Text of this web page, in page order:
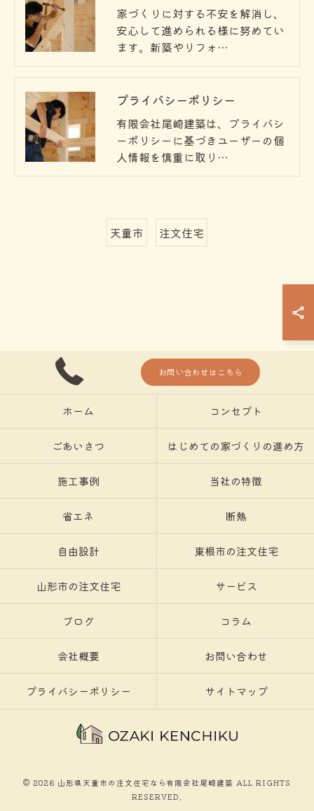
家づくりに対する不安を解消し、
安心して進められる様に努めてい
ます。新築やリフォ…
プライバシーポリシー
有限会社尾崎建築は、プライバシ
ーポリシーに基づきユーザーの個
人情報を慎重に取り…
天童市 注文住宅
お問い合わせはこちら
ホーム コンセプト
ごあいさつ はじめての家づくりの進め方
施工事例 当社の特徴
省エネ 断熱
自由設計 東根市の注文住宅
山形市の注文住宅 サービス
ブログ コラム
会社概要 お問い合わせ
プライバシーポリシー サイトマップ
© 2026 山形県天童市の注文住宅なら有限会社尾崎建築 ALL RIGHTS
RESERVED.